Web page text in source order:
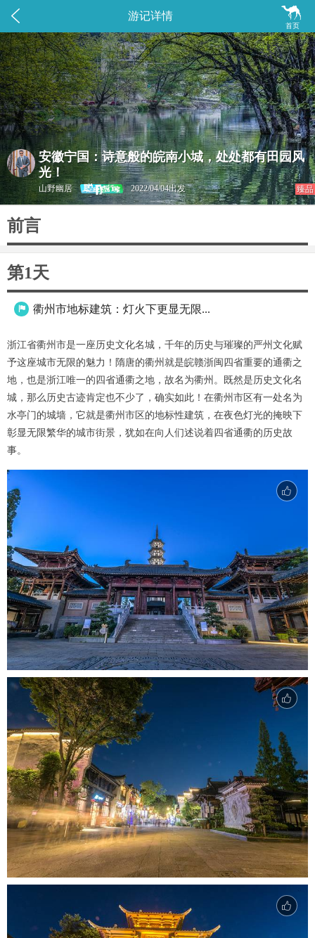
 
首页
游记详情
安徽宁国：诗意般的皖南小城，处处都有田园风
光！
山野幽居 2022/04/04出发 臻品
前言
第1天
 衢州市地标建筑：灯火下更显无限...
浙江省衢州市是一座历史文化名城，千年的历史与璀璨的严州文化赋
予这座城市无限的魅力！隋唐的衢州就是皖赣浙闽四省重要的通衢之
地，也是浙江唯一的四省通衢之地，故名为衢州。既然是历史文化名
城，那么历史古迹肯定也不少了，确实如此！在衢州市区有一处名为
水亭门的城墙，它就是衢州市区的地标性建筑，在夜色灯光的掩映下
彰显无限繁华的城市街景，犹如在向人们述说着四省通衢的历史故
事。